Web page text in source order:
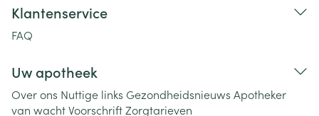
Klantenservice
FAQ
Uw apotheek
Over ons Nuttige links Gezondheidsnieuws Apotheker
van wachtVoorschriftZorgtarieven